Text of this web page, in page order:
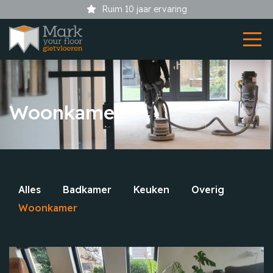
Showroom bij uw thuis
Woonkamer
Alles Badkamer Keuken
Overig
Woonkamer